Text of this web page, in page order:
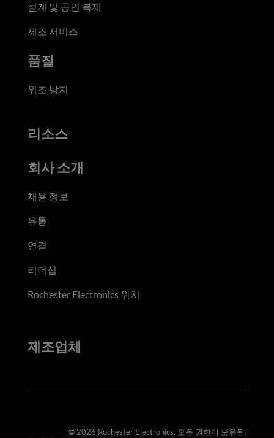
설계 및 공인 복제
제조 서비스
품질
위조 방지
리소스
회사 소개
채용 정보
유통
연결
리더십
Rochester Electronics 위치
제조업체
© 2026 Rochester Electronics. 모든 권한이 보유됨.